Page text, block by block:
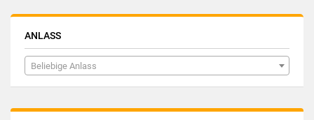
ANLASS
Beliebige Anlass